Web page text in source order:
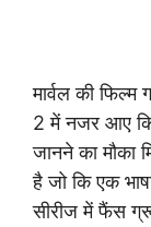
मार्वल की फिल्म
2 में नजर आए
जानने का मौका
है जो कि एक
सीरीज में फैंस